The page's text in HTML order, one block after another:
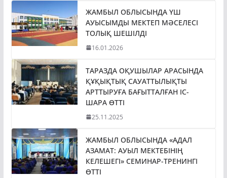
ЖАМБЫЛ ОБЛЫСЫНДА ҮШ
АУЫСЫМДЫ МЕКТЕП МӘСЕЛЕСІ
ТОЛЫҚ ШЕШІЛДІ
16.01.2026
ТАРАЗДА ОҚУШЫЛАР АРАСЫНДА
ҚҰҚЫҚТЫҚ САУАТТЫЛЫҚТЫ
АРТТЫРУҒА БАҒЫТТАЛҒАН ІС-
ШАРА ӨТТІ
25.11.2025
ЖАМБЫЛ ОБЛЫСЫНДА «АДАЛ
АЗАМАТ: АУЫЛ МЕКТЕБІНІҢ
КЕЛЕШЕГІ» СЕМИНАР-ТРЕНИНГІ
ӨТТІ